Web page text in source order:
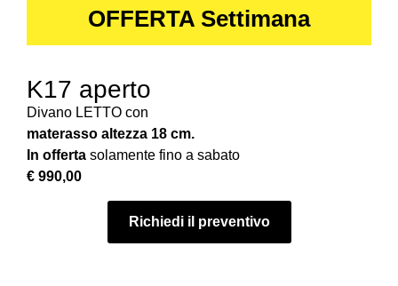
OFFERTA Settimana
K17 aperto
Divano LETTO con
materasso altezza 18 cm.
In offerta solamente fino a sabato
€ 990,00
Richiedi il preventivo